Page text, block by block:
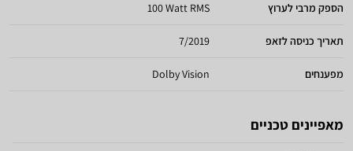
הספק מרבי לערוץ 100 Watt RMS
תאריך כניסה לזאפ 7/2019
מפענחים Dolby Vision
מאפיינים טכניים